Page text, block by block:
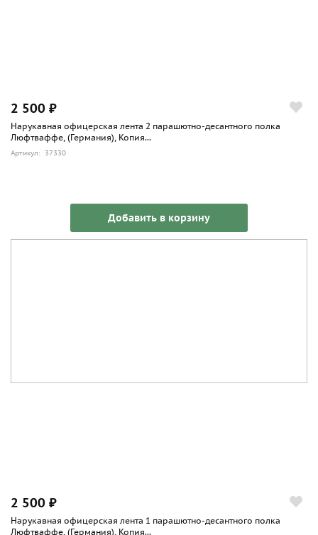
2 500 ₽
Нарукавная офицерская лента 2 парашютно-десантного полка
Люфтваффе, (Германия), Копия...
Артикул: 37330
Добавить в корзину
2 500 ₽
Нарукавная офицерская лента 1 парашютно-десантного полка
Люфтваффе, (Германия), Копия...